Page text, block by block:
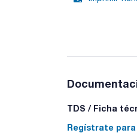
TDS / Ficha
Regístrate